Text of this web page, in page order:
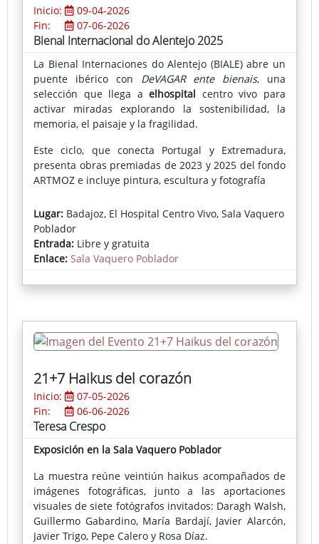
Inicio:
09-04-2026
Fin:
07-06-2026
Bienal Internacional do Alentejo 2025
La Bienal Internaciones do Alentejo (BIALE) abre un
puente ibérico con DeVAGAR ente bienais, una
selección que llega aelhospital centro vivo para
activar miradas explorando la sostenibilidad, la
memoria, el paisaje y la fragilidad.
Este ciclo, que conecta Portugal y Extremadura,
presenta obras premiadas de 2023 y 2025 del fondo
ARTMOZ e incluye pintura, escultura y fotografía
con técnicas que van de la pintura y la escultura a la
fotografía y el objeto, trazando un recorrido por
materiales y relatos arraigados en el Alentejo. La
muestra incluye la obra de tres artistas pacenses:
despacio, escuchar al territorio y reconocer en él sus
cicatrices y transformaciones.
Lugar: Badajoz, El Hospital Centro Vivo, Sala Vaquero
Poblador
Entrada: Libre y gratuita
Enlace: Sala Vaquero Poblador
21+7 Haikus del corazón
Inicio:
07-05-2026
Fin:
06-06-2026
Teresa Crespo
Exposición en la Sala Vaquero Poblador
La muestra reúne veintiún haikus acompañados de
imágenes fotográficas, junto a las aportaciones
visuales de siete fotógrafos invitados: Daragh Walsh,
Guillermo Gabardino, María Bardají, Javier Alarcón,
Javier Trigo, Pepe Calero y Rosa Díaz.